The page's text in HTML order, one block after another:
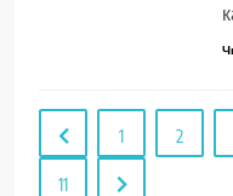
1 2
11